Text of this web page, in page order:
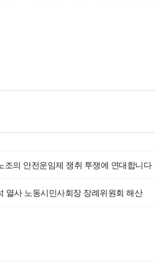
의 안전운임제 쟁취 투쟁에 연대합니다
열사 노동시민사회장 장례위원회 해산